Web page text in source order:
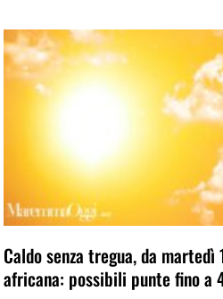
Caldo senza tregua, da martedì
africana: possibili punte fino a